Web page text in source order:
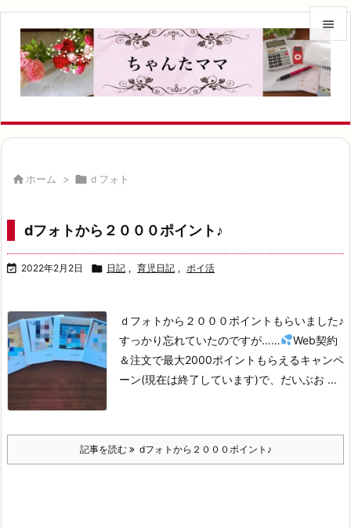


メニュ


 ホーム >  ｄフォト
dフォトから２０００ポイント♪
 2022年2月2日  日記 , 育児日記 , ポイ活
ｄフォトから２０００ポイントもらいました♪
すっかり忘れていたのですが……
Web契約
＆注文で最大2000ポイントもらえるキャンペ
ーン(現在は終了しています)で、 だいぶお ...
記事を読む dフォトから２０００ポイント♪